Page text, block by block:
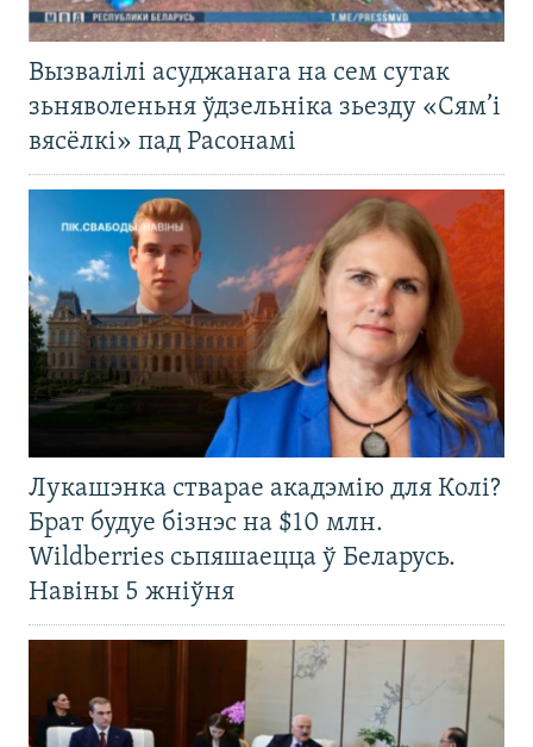
Вызвалілі асуджанага на сем сутак
зьняволеньня ўдзельніка зьезду «Сям’і
вясёлкі» пад Расонамі
Лукашэнка стварае акадэмію для Колі?
Брат будуе бізнэс на $10 млн.
Wildberries сьпяшаецца ў Беларусь.
Навіны 5 жніўня